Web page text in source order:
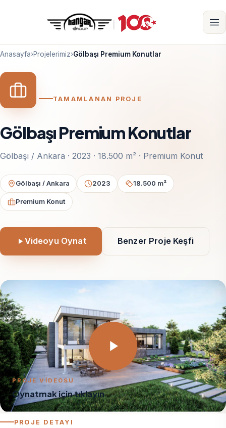
Anasayfa›Projelerimiz›Gölbaşı Premium Konutlar
TAMAMLANAN PROJE
Gölbaşı Premium Konutlar
Gölbaşı / Ankara · 2023 · 18.500 m² · Premium Konut
Gölbaşı / Ankara 2023 18.500 m²
Premium Konut
Videoyu Oynat Benzer Proje Keşfi
PROJE VİDEOSU
Oynatmak için tıklayın
PROJE DETAYI